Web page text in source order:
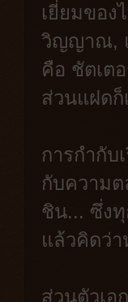
เยี่ยมขอ
วิญญาณ,
คือ ชัตเต
ส่วนแฝด
การกำกั
กับความต
ชิน... ซึ่ง
แล้วคิดว่
ส่วนตัวเอ